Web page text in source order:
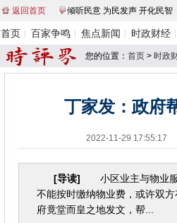
返回首页 倾听民意 为民发声 开化民智
首页 百家争鸣 焦点新闻 时政财经
您的位置： 首页 > 时政
丁家发：政府
2022-11-29 17:55:17
[导读] 小区业主与物业服
不能按时缴纳物业费，或许双
府竟堂而皇之地发文，帮...